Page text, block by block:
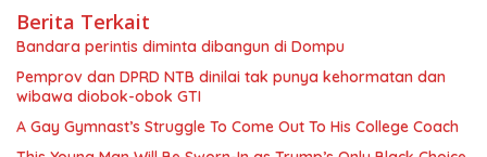
Berita Terkait
Bandara perintis diminta dibangun di Dompu
Pemprov dan DPRD NTB dinilai tak punya kehormatan dan
wibawa diobok-obok GTI
A Gay Gymnast’s Struggle To Come Out To His College Coach